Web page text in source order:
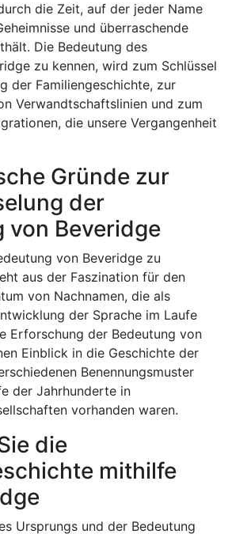
die Zeit, auf der jeder Name
und überraschende
Die Bedeutung des
zu kennen, wird zum Schlüssel
der Familiengeschichte, zur
Verwandtschaftslinien und zum
die unsere Vergangenheit
Gründe zur
der
von Beveridge
von Beveridge zu
aus der Faszination für den
von Nachnamen, die als
der Sprache im Laufe
Erforschung der Bedeutung von
Einblick in die Geschichte der
Benennungsmuster
der Jahrhunderte in
vorhanden waren.
die
mithilfe
Ursprungs und der Bedeutung